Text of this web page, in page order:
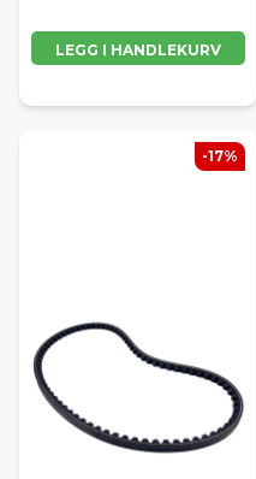
LEGG I HANDLEKURV
-17%